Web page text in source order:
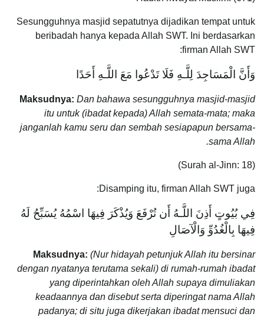
Sesungguhnya masjid sepatutnya dijadikan tempat untuk
beribadah hanya kepada Allah SWT. Ini berdasarkan
firman Allah SWT:
وَأَنَّ الْمَسَاجِدَ لِلَّـهِ فَلَا تَدْعُوا مَعَ اللَّـهِ أَحَدًا
Maksudnya: Dan bahawa sesungguhnya masjid-masjid
itu untuk (ibadat kepada) Allah semata-mata; maka
janganlah kamu seru dan sembah sesiapapun bersama-
sama Allah.
(Surah al-Jinn: 18)
Disamping itu, firman Allah SWT juga:
فِي بُيُوتٍ أَذِنَ اللَّـهُ أَن تُرْفَعَ وَيُذْكَرَ فِيهَا اسْمُهُ يُسَبِّحُ لَهُ
فِيهَا بِالْغُدُوِّ وَالْآصَالِ
Maksudnya: (Nur hidayah petunjuk Allah itu bersinar
dengan nyatanya terutama sekali) di rumah-rumah ibadat
yang diperintahkan oleh Allah supaya dimuliakan
keadaannya dan disebut serta diperingat nama Allah
padanya; di situ juga dikerjakan ibadat mensuci dan